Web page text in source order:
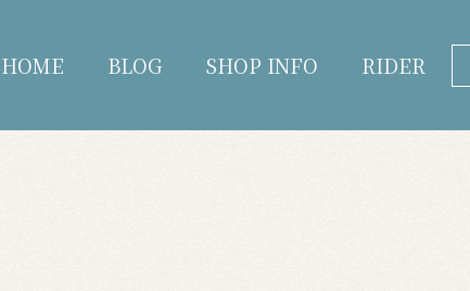
HOME BLOG SHOP INFO RIDER